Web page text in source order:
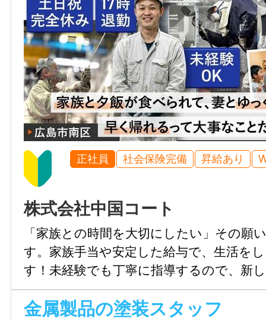
●法定研修あり（3日間でトータル20時間
給）
●制服貸与
情報公開日
2026/05/22 10:00
正社員 社会保険完備 昇給あり
株式会社中国コート
「家族との時間を大切にしたい」その願
す。家族手当や安定した給与で、生活を
す！未経験でも丁寧に指導するので、新
心して踏み出せますよ。土日祝休みで家
ながら、新しい技術と自信を手に入れま
金属製品の塗装スタッフ